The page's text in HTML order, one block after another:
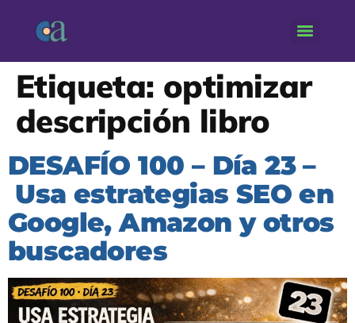
Etiqueta: optimizar
descripción libro
DESAFÍO 100 – Día 23 –
Usa estrategias SEO en
Google, Amazon y otros
buscadores